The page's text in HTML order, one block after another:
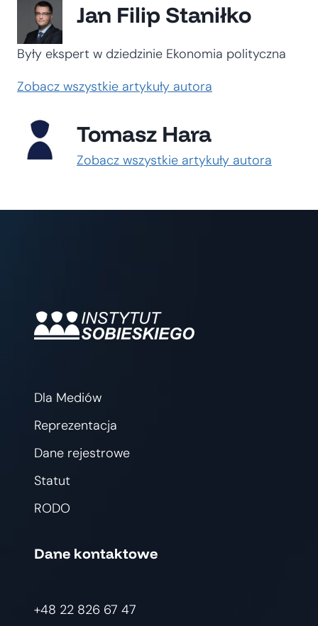
Jan Filip Staniłko
Były ekspert w dziedzinie Ekonomia polityczna
Zobacz wszystkie artykuły autora
Tomasz Hara
Zobacz wszystkie artykuły autora
Dla Mediów
Reprezentacja
Dane rejestrowe
Statut
RODO
Dane kontaktowe
+48 22 826 67 47